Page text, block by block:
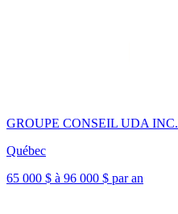
GROUPE CONSEIL UDA INC.
Québec
65 000 $ à 96 000 $ par an